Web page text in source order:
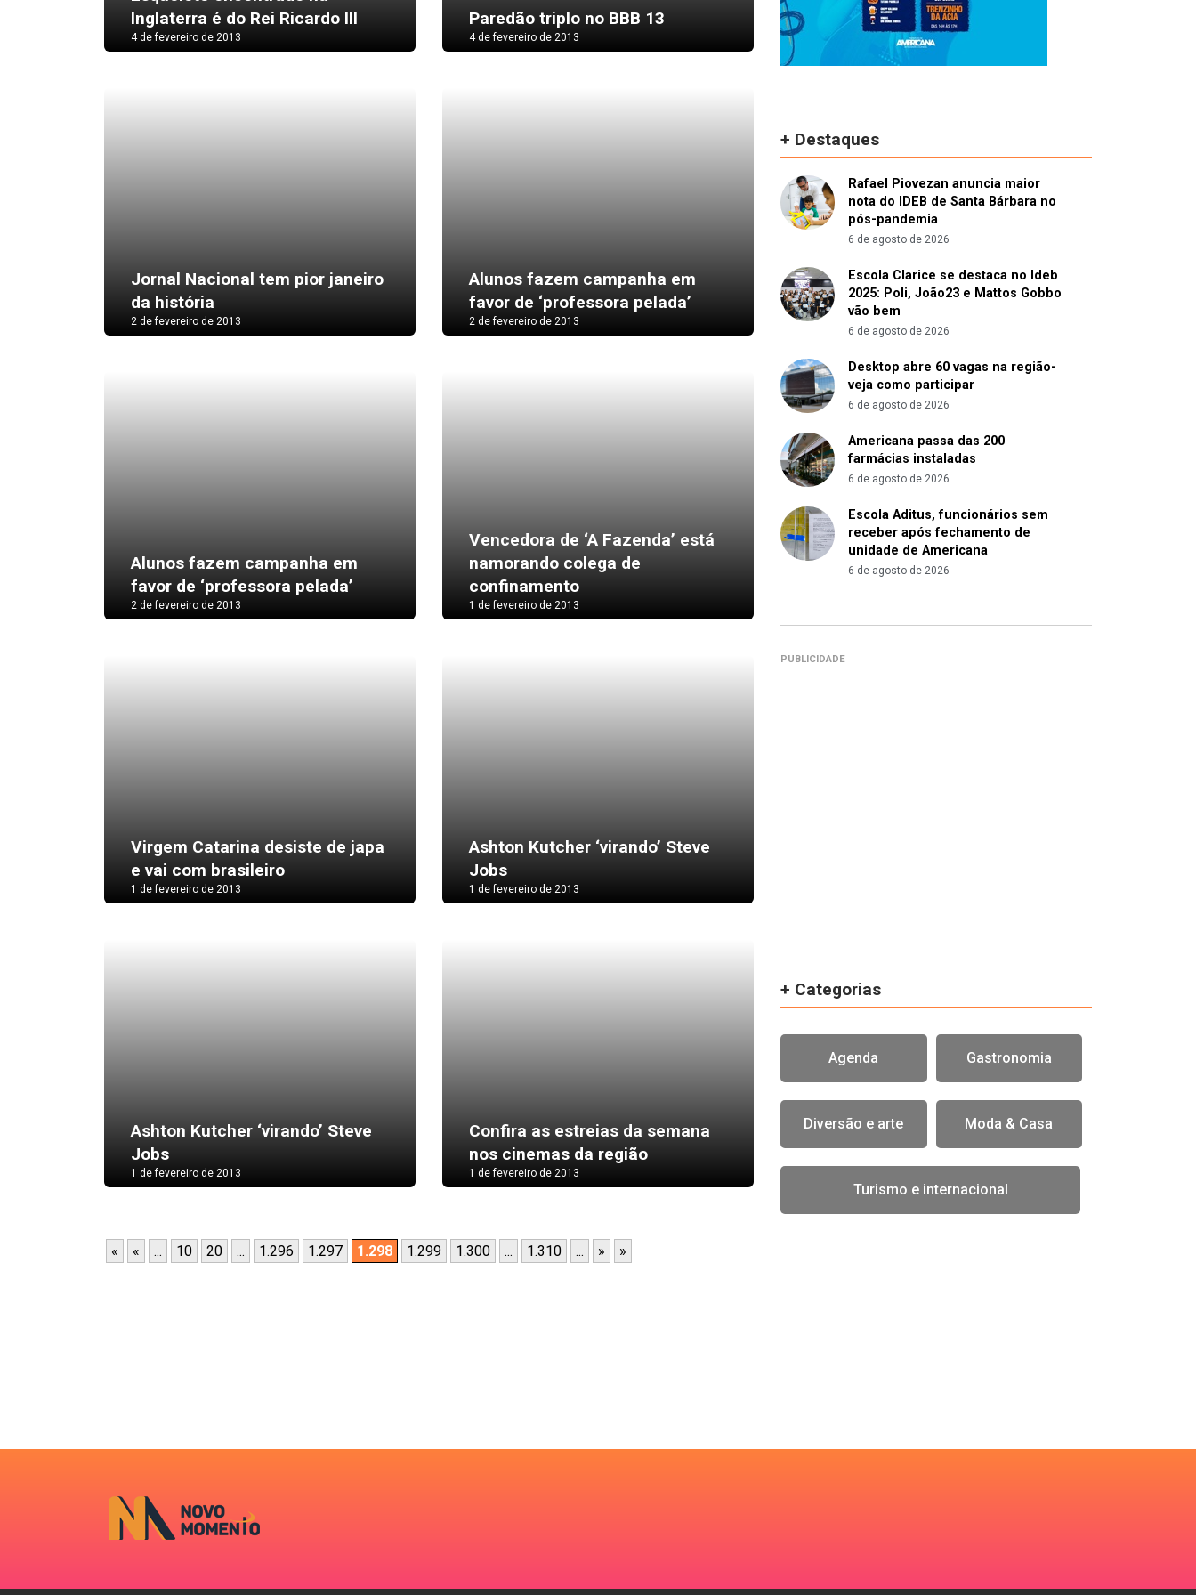
Inglaterra é do Rei Ricardo III
4 de fevereiro de 2013
Paredão triplo no BBB 13
4 de fevereiro de 2013
Jornal Nacional tem pior janeiro
da história
2 de fevereiro de 2013
Alunos fazem campanha em
favor de ‘professora pelada’
2 de fevereiro de 2013
Alunos fazem campanha em
favor de ‘professora pelada’
2 de fevereiro de 2013
Vencedora de ‘A Fazenda’ está
namorando colega de
confinamento
1 de fevereiro de 2013
Virgem Catarina desiste de japa
e vai com brasileiro
1 de fevereiro de 2013
Ashton Kutcher ‘virando’ Steve
Jobs
1 de fevereiro de 2013
Ashton Kutcher ‘virando’ Steve
Jobs
1 de fevereiro de 2013
Confira as estreias da semana
nos cinemas da região
1 de fevereiro de 2013
« « ... 10 20 ... 1.296 1.297 1.298 1.299 1.300 ... 1.310 ... » »
+ Destaques
Rafael Piovezan anuncia maior
nota do IDEB de Santa Bárbara no
pós-pandemia
6 de agosto de 2026
Escola Clarice se destaca no Ideb
2025: Poli, João23 e Mattos Gobbo
vão bem
6 de agosto de 2026
Desktop abre 60 vagas na região-
veja como participar
6 de agosto de 2026
Americana passa das 200
farmácias instaladas
6 de agosto de 2026
Escola Aditus, funcionários sem
receber após fechamento de
unidade de Americana
6 de agosto de 2026
PUBLICIDADE
+ Categorias
Agenda Gastronomia
Diversão e arte Moda & Casa
Turismo e internacional